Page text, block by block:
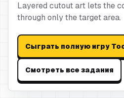
Layered cutout art lets the
through only the target area.
Сыграть полную игру
Смотреть все задания